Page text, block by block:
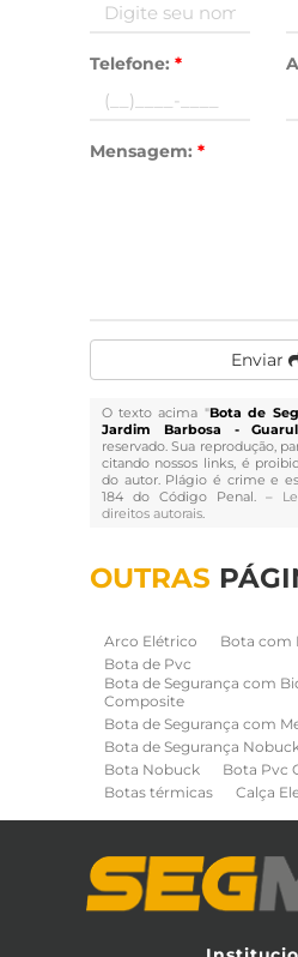
Telefone: *
Mensagem: *
Enviar
O texto acima "Bota de
Jardim Barbosa -
reservado. Sua reprodução,
citando nossos links, é
do autor. Plágio é crime e
184 do Código Penal. –
direitos autorais.
OUTRAS
Arco Elétrico
Bota com
Bota de Pvc
Bota de Segurança com
Composite
Bota de Segurança com
Bota de Segurança
Bota Nobuck
Bota Pvc
Botas térmicas
Calça
Capa de Chuva
Cinto de Segurança para
Cinto de Seguranca
Cone
Equipamentos de